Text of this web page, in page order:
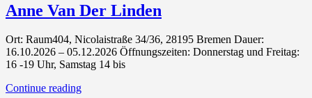
Anne Van Der Linden
Ort: Raum404, Nicolaistraße 34/36, 28195 Bremen Dauer:
16.10.2026 – 05.12.2026 Öffnungszeiten: Donnerstag und Freitag:
16 -19 Uhr, Samstag 14 bis
Continue reading